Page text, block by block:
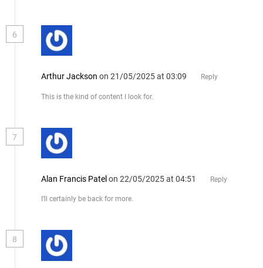
6
Arthur Jackson on 21/05/2025 at 03:09 Reply
This is the kind of content I look for.
7
Alan Francis Patel on 22/05/2025 at 04:51 Reply
I’ll certainly be back for more.
8